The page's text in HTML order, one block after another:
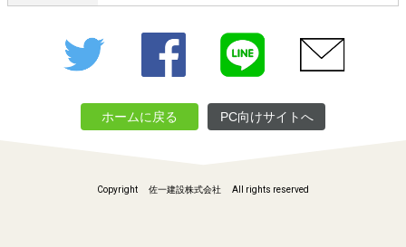
Twitter Facebook
ホームに戻る PC向けサイトへ
Copyright 佐一建設株式会社 All rights reserved